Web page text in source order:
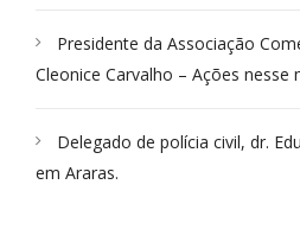
Presidente da Associação
Cleonice Carvalho – Ações nesse
Delegado de polícia civil, dr.
em Araras.